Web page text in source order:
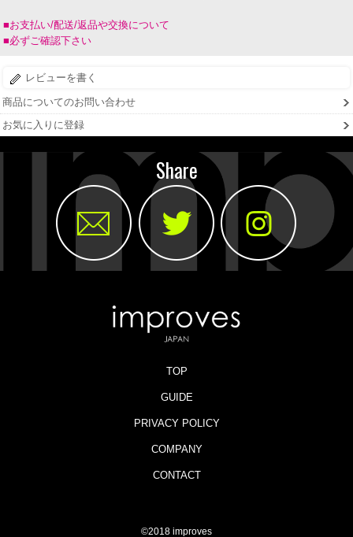
■お支払い/配送/返品や交換について
■必ずご確認下さい
レビューを書く
商品についてのお問い合わせ
お気に入りに登録
Share
TOP
GUIDE
PRIVACY POLICY
COMPANY
CONTACT
©2018 improves